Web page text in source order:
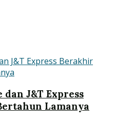
dan J&T Express
Lamanya